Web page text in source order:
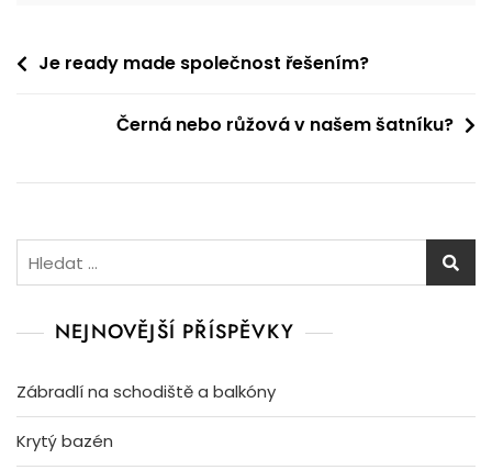
Navigace
příspěvek
Je ready made společnost řešením?
Černá nebo růžová v našem šatníku?
NEJNOVĚJŠÍ PŘÍSPĚVKY
Zábradlí na schodiště a balkóny
Krytý bazén